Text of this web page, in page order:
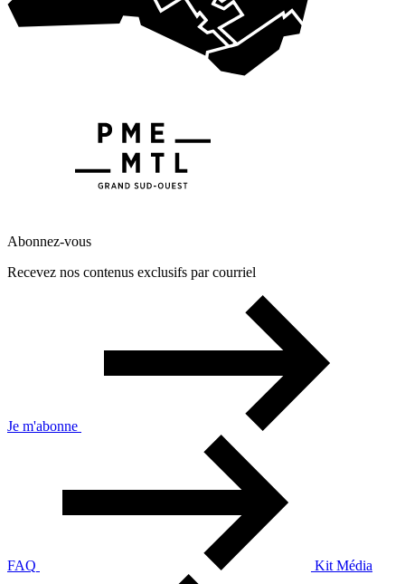
Abonnez-vous
Recevez nos contenus exclusifs par courriel
Je m'abonne
FAQ Kit Média